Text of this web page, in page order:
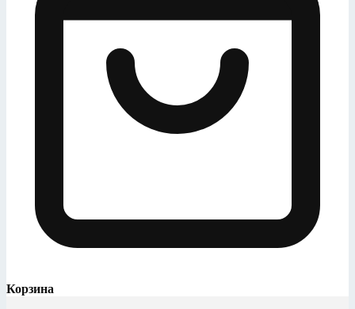
Корзина